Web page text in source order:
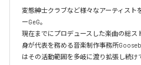
変態紳士クラブなど様々なアーティスト
ーGeG。
現在までにプロデュースした楽曲の総ス
身が代表を務める音楽制作事務所
はその活動範囲を多岐に渡り拡張し続け